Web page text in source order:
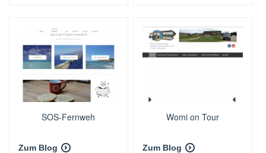
SOS-Fernweh
Zum Blog
Womi on Tour
Zum Blog